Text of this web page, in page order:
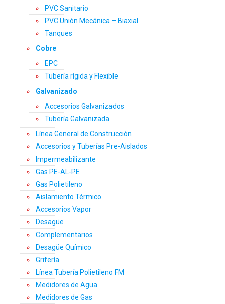
PVC Sanitario
PVC Unión Mecánica – Biaxial
Tanques
Cobre
EPC
Tubería rígida y Flexible
Galvanizado
Accesorios Galvanizados
Tubería Galvanizada
Línea General de Construcción
Accesorios y Tuberías Pre-Aislados
Impermeabilizante
Gas PE-AL-PE
Gas Polietileno
Aislamiento Térmico
Accesorios Vapor
Desagüe
Complementarios
Desagüe Químico
Grifería
Línea Tubería Polietileno FM
Medidores de Agua
Medidores de Gas